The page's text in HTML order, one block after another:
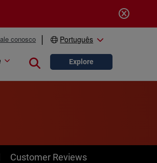
conosco Português
Close search
Explore
Customer Reviews